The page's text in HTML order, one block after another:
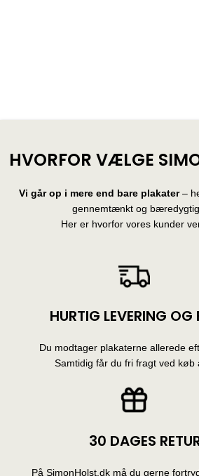
HVORFOR VÆLGE
Vi går op i mere end bare plakater–
gennemtænkt og
Her er hvorfor vores kunder
HURTIG LEVERING OG
Du modtager plakaterne allerede
Samtidig får du fri fragt ved køb
30 DAGES
På SimonHolst.dk må du gerne